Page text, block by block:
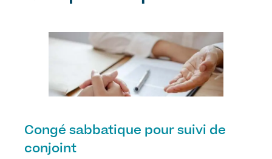
Congé sabbatique pour suivi de
conjoint